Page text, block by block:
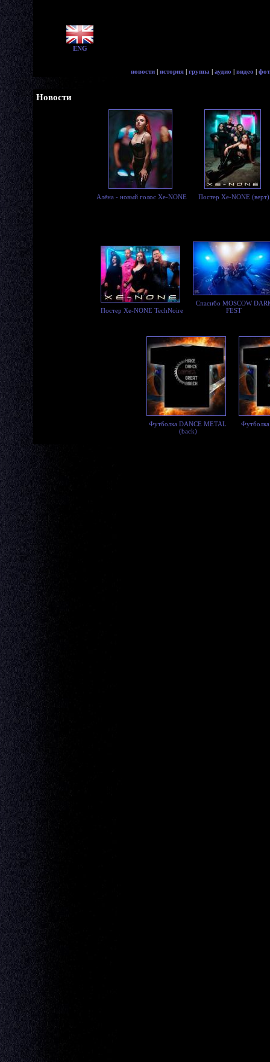
ENG
новости | история | группа | аудио | видео |
Новости
Алёна - новый голос Xe-NONE Постер Xe-NONE (верт)
Постер Xe-NONE TechNoire
Спасибо MOSCOW
FEST
Футболка DANCE METAL
(back)